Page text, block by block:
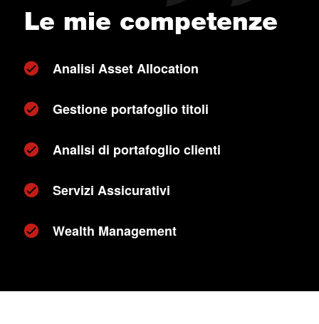
Le mie competenze
Analisi Asset Allocation
Gestione portafoglio titoli
Analisi di portafoglio clienti
Servizi Assicurativi
Wealth Management